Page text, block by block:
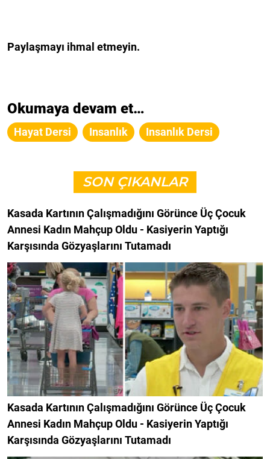
Paylaşmayı ihmal etmeyin.
Okumaya devam et…
Hayat Dersi Insanlık Insanlık Dersi
SON ÇIKANLAR
Kasada Kartının Çalışmadığını Görünce Üç Çocuk
Annesi Kadın Mahçup Oldu - Kasiyerin Yaptığı
Karşısında Gözyaşlarını Tutamadı
Kasada Kartının Çalışmadığını Görünce Üç Çocuk
Annesi Kadın Mahçup Oldu - Kasiyerin Yaptığı
Karşısında Gözyaşlarını Tutamadı